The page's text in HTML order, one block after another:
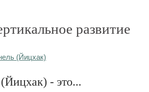
развитие
(Йицхак)
- это...